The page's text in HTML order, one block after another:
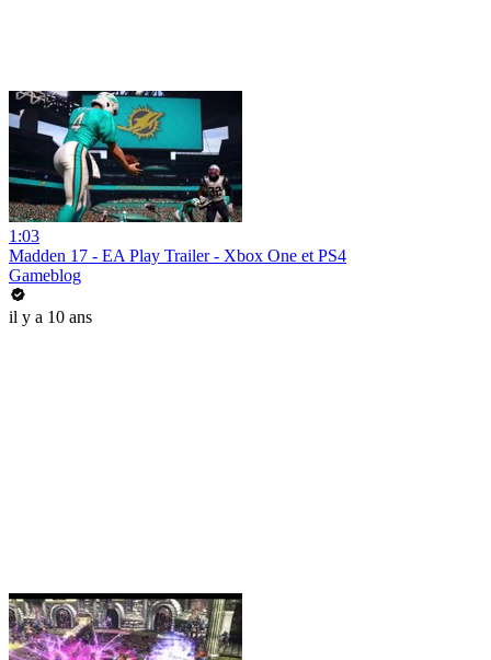
1:03
Madden 17 - EA Play Trailer - Xbox One et PS4
Gameblog
il y a 10 ans